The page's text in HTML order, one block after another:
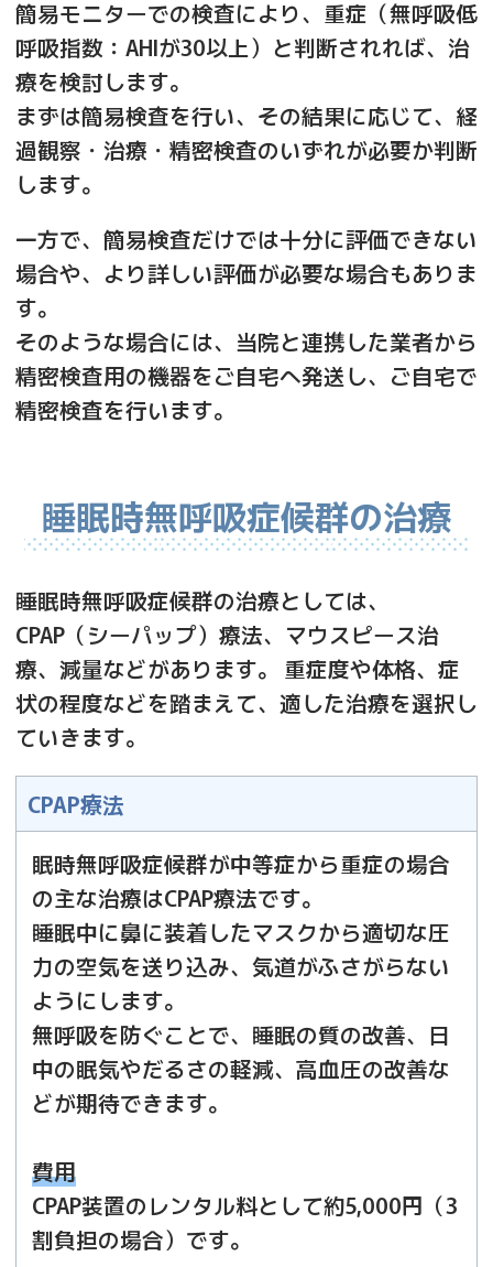
簡易モニターでの検査により、重症（無呼吸低
呼吸指数：AHIが30以上）と判断されれば、治
療を検討します。
まずは簡易検査を行い、その結果に応じて、経
過観察・治療・精密検査のいずれが必要か判断
します。
一方で、簡易検査だけでは十分に評価できない
場合や、より詳しい評価が必要な場合もありま
す。
そのような場合には、当院と連携した業者から
精密検査用の機器をご自宅へ発送し、ご自宅で
精密検査を行います。
睡眠時無呼吸症候群の治療
睡眠時無呼吸症候群の治療としては、
CPAP（シーパップ）療法、マウスピース治
療、減量などがあります。 重症度や体格、症
状の程度などを踏まえて、適した治療を選択し
ていきます。
CPAP療法
眠時無呼吸症候群が中等症から重症の場合
の主な治療はCPAP療法です。
睡眠中に鼻に装着したマスクから適切な圧
力の空気を送り込み、気道がふさがらない
ようにします。
無呼吸を防ぐことで、睡眠の質の改善、日
中の眠気やだるさの軽減、高血圧の改善な
どが期待できます。
費用
CPAP装置のレンタル料として約5,000円（3
割負担の場合）です。